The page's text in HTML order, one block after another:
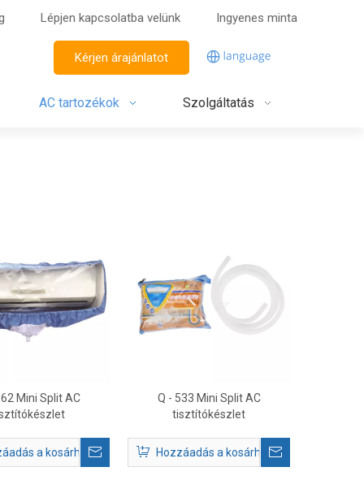
Lépjen kapcsolatba velünk Ingyenes minta
Kérjen árajánlatot
AC tartozékok Szolgáltatás
Mini Split AC
a kosárhoz
Q - 533 Mini Split AC
tisztítókészlet
Hozzáadás a kosárhoz